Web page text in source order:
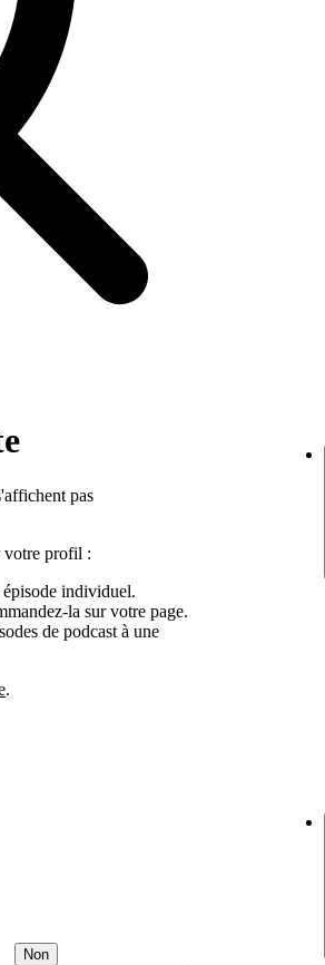
pas
votre profil :
individuel.
la sur votre page.
de podcast à une
.
Non